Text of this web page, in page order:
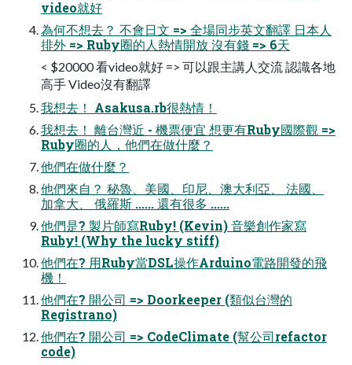
video就好
為何不想去？ 不會日文 => 全場同步英文翻譯 日本人
排外 => Ruby圈的人熱情開放 沒有錢 => 6天
< $20000 看video就好 => 可以跟主講人交流 認識各地
高手 Video沒有翻譯
我想去！ Asakusa.rb很熱情！
我想去！ 離台灣近 - 機票便宜 想更有Ruby國際觀 =>
Ruby圈的人，他們在做什麼？
他們在做什麼？
他們來自？ 秘魯、美國、印尼、澳大利亞、 法國、
加拿大、 俄羅斯 ...... 還有很多 ......
他們是? 製片師寫Ruby! (Kevin) 音樂創作家寫
Ruby! (Why the lucky stiff)
他們在? 用Ruby當DSL操作Arduino電路開發的飛
機！
他們在? 開公司 => Doorkeeper (類似台灣的
Registrano)
他們在? 開公司 => CodeClimate (幫公司refactor
code)